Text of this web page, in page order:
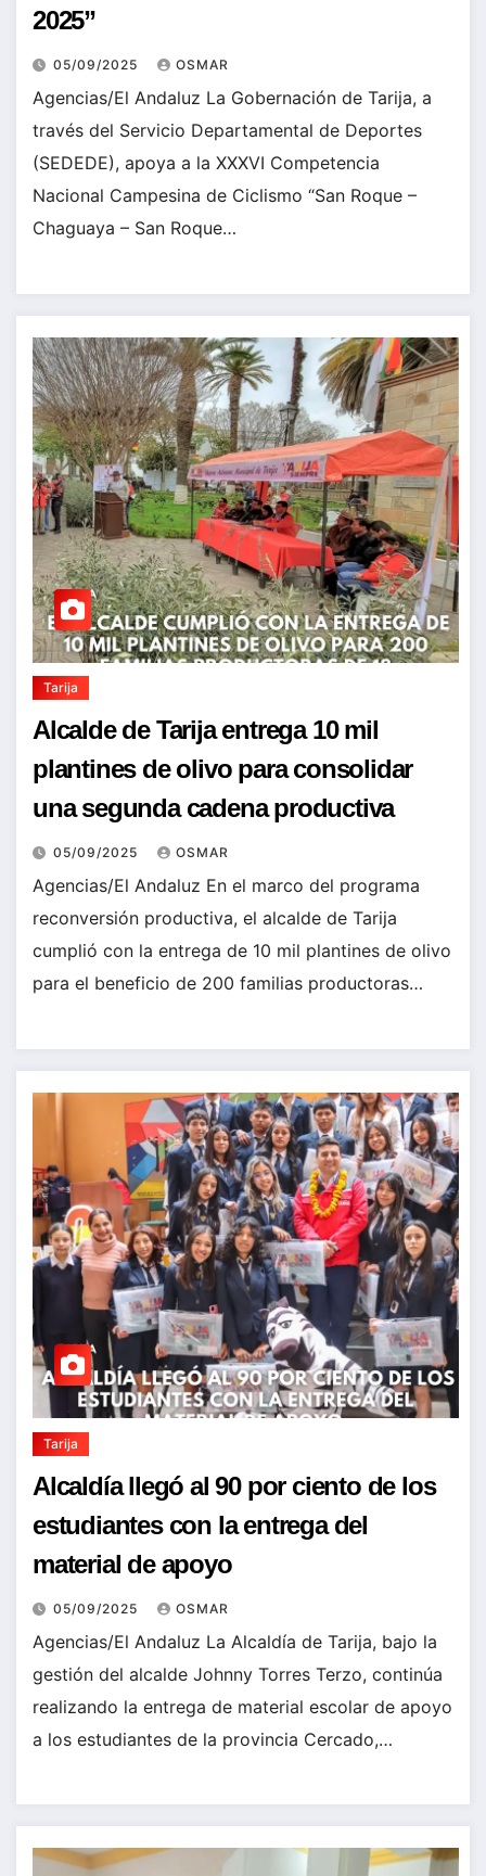
2025”
05/09/2025 OSMAR
Agencias/El Andaluz La Gobernación de Tarija, a
través del Servicio Departamental de Deportes
(SEDEDE), apoya a la XXXVI Competencia
Nacional Campesina de Ciclismo “San Roque –
Chaguaya – San Roque…
Tarija
Alcalde de Tarija entrega 10 mil
plantines de olivo para consolidar
una segunda cadena productiva
05/09/2025 OSMAR
Agencias/El Andaluz En el marco del programa
reconversión productiva, el alcalde de Tarija
cumplió con la entrega de 10 mil plantines de olivo
para el beneficio de 200 familias productoras…
Tarija
Alcaldía llegó al 90 por ciento de los
estudiantes con la entrega del
material de apoyo
05/09/2025 OSMAR
Agencias/El Andaluz La Alcaldía de Tarija, bajo la
gestión del alcalde Johnny Torres Terzo, continúa
realizando la entrega de material escolar de apoyo
a los estudiantes de la provincia Cercado,…